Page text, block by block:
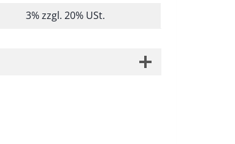
3% zzgl. 20% USt.